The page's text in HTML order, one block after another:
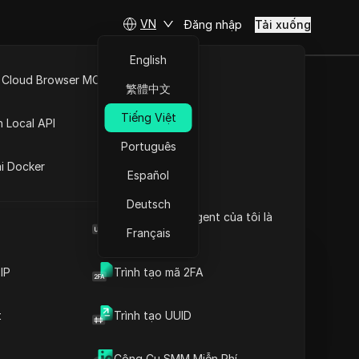
API Mở
Browser User Agent của tôi là
Trình tạo mã 2FA
Trình tạo UUID
Browser MCP
Local API
Docker
VN
English
繁體中文
Tiếng Việt
Português
Español
Deutsch
Français
Đăng nhập Tải xuống
tự
Đặt câu hỏi
Đặt câu hỏi về trang này
Đặt câu hỏi về trang này